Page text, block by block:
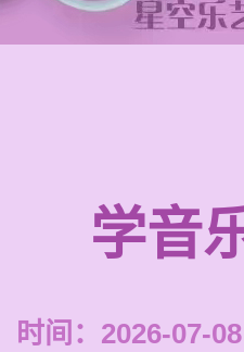
学音
时间：2026-07-